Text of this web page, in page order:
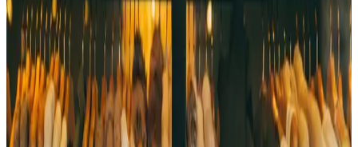
Vintage
Vintage komadi nose duh prošlih vremena i kvalitet koji se ne
ponavlja. Izaberi garderobu sa karakterom i istorijom.